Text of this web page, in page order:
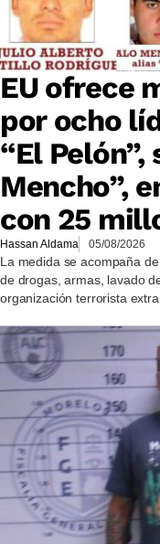
EU ofrece
por ocho
“El Pelón”,
Mencho”,
con 25
Hassan Aldama 05/08/2026
La medida se acompaña
de drogas, armas, lavado
organización terrorista